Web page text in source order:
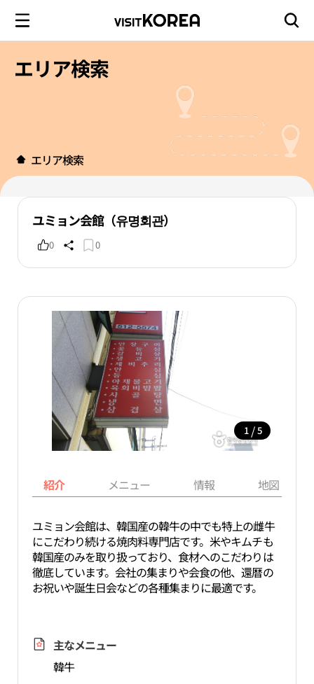
エリア検索
エリア検索
ユミョン会館（유명회관）
0 0
1 / 5
紹介 メニュー 情報 地図
ユミョン会館は、韓国産の韓牛の中でも特上の雌牛
にこだわり続ける焼肉料専門店です。米やキムチも
韓国産のみを取り扱っており、食材へのこだわりは
徹底しています。会社の集まりや会食の他、還暦の
お祝いや誕生日会などの各種集まりに最適です。
主なメニュー
韓牛